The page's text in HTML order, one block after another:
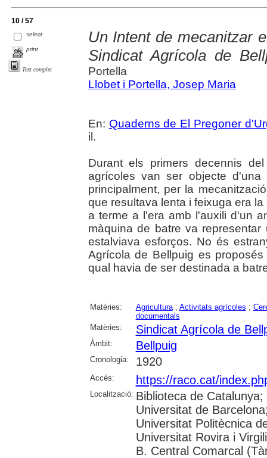
10 / 57
select
print
Text complet
Un Intent de mecanitzar
Sindicat Agrícola de
Portella
Llobet i Portella, Josep Maria
En: Quaderns de El Pregoner
il.
Durant els primers decennis
agrícoles van ser objecte d'una
principalment, per la
que resultava lenta i feixuga era
a terme a l'era amb l'auxili d'un
màquina de batre va
estalviava esforços. No és
Agrícola de Bellpuig es
qual havia de ser destinada a
Matèries: Agricultura; Activitats agrícoles ;
documentals
Matèries:
Sindicat Agrícola de
Àmbit: Bellpuig
Cronologia: 1920
Accés: https://raco.cat/
Localització: Biblioteca de
Universitat de
Universitat Politècnica
Universitat Rovira i
B. Central Comarcal